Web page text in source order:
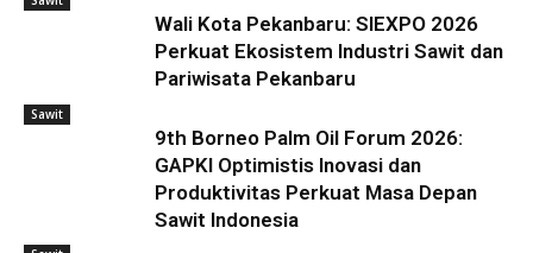
Wali Kota Pekanbaru: SIEXPO 2026
Perkuat Ekosistem Industri Sawit dan
Pariwisata Pekanbaru
Sawit
9th Borneo Palm Oil Forum 2026:
GAPKI Optimistis Inovasi dan
Produktivitas Perkuat Masa Depan
Sawit Indonesia